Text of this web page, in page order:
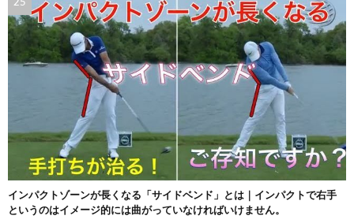
インパクトゾーンが長くなる「サイドベンド」とは｜インパクトで右手
というのはイメージ的には曲がっていなければいけません。